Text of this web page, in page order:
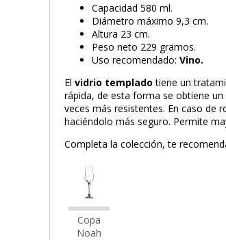
Capacidad 580 ml.
Diámetro máximo 9,3 cm.
Altura 23 cm.
Peso neto 229 gramos.
Uso recomendado:Vino.
Elvidrio templado tiene un
rápida, de esta forma se obtiene
veces más resistentes. En caso de
haciéndolo más seguro. Permite
Completa la colección, te
Copa
Noah